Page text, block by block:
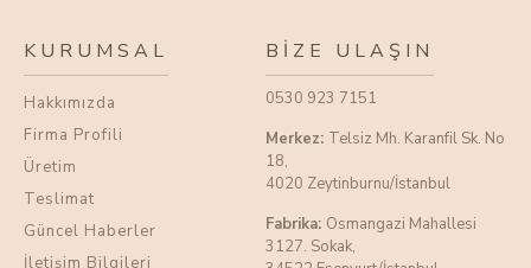
KURUMSAL
Hakkımızda
Firma Profili
Üretim
Teslimat
Güncel Haberler
İletişim Bilgileri
BIZE ULAŞIN
0530 923 7151
Merkez: Telsiz Mh. Karanfil Sk. No
18,
4020 Zeytinburnu/İstanbul
Fabrika: Osmangazi Mahallesi
3127. Sokak,